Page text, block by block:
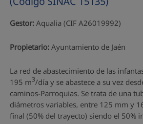
Gestor: Aqualia (CIF A26019992)
Propietario: Ayuntamiento de Jaén
La red de abastecimiento de las
195 m3/día y se abastece a su vez
caminos-Parroquias. Se trata de una
diámetros variables, entre 125 mm y
final (50% del trayecto) siendo el 50%